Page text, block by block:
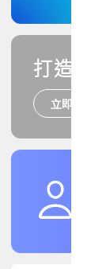
打造您
立即報名